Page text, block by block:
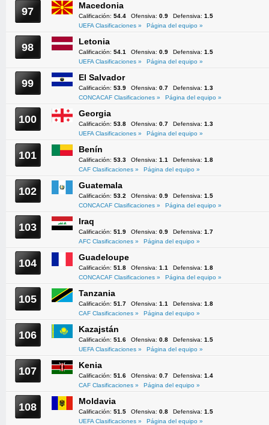
97 Macedonia
Calificación: 54.4 Ofensiva: 0.9 Defensiva: 1.5
UEFA Clasificaciones »
Página del equipo »
98 Letonia
Calificación: 54.1 Ofensiva: 0.9 Defensiva: 1.5
UEFA Clasificaciones »
Página del equipo »
99 El Salvador
Calificación: 53.9 Ofensiva: 0.7 Defensiva: 1.3
CONCACAF Clasificaciones »
Página del equipo »
100 Georgia
Calificación: 53.8 Ofensiva: 0.7 Defensiva: 1.3
UEFA Clasificaciones »
Página del equipo »
101 Benín
Calificación: 53.3 Ofensiva: 1.1 Defensiva: 1.8
CAF Clasificaciones »
Página del equipo »
102 Guatemala
Calificación: 53.2 Ofensiva: 0.9 Defensiva: 1.5
CONCACAF Clasificaciones »
Página del equipo »
103 Iraq
Calificación: 51.9 Ofensiva: 0.9 Defensiva: 1.7
AFC Clasificaciones »
Página del equipo »
104 Guadeloupe
Calificación: 51.8 Ofensiva: 1.1 Defensiva: 1.8
CONCACAF Clasificaciones »
Página del equipo »
105 Tanzania
Calificación: 51.7 Ofensiva: 1.1 Defensiva: 1.8
CAF Clasificaciones »
Página del equipo »
106 Kazajstán
Calificación: 51.6 Ofensiva: 0.8 Defensiva: 1.5
UEFA Clasificaciones »
Página del equipo »
107 Kenia
Calificación: 51.6 Ofensiva: 0.7 Defensiva: 1.4
CAF Clasificaciones »
Página del equipo »
108 Moldavia
Calificación: 51.5 Ofensiva: 0.8 Defensiva: 1.5
UEFA Clasificaciones »
Página del equipo »